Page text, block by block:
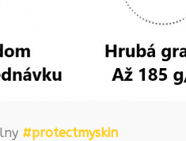
#protectmyskin